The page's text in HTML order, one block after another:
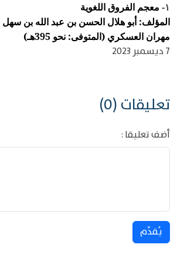
١-
معجم الفروق اللغوية
المؤلف: أبو هلال الحسن بن عبد الله بن
مهران العسكري (المتوفى: نحو 395هـ)
7 ديسمبر 2023
تعليقات (0)
أضف تعليقا :
يُقدِّم